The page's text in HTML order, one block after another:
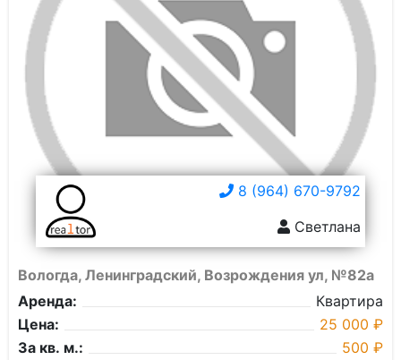
8 (964) 670-9792
Светлана
Вологда, Ленинградский, Возрождения ул, №82а
Аренда:
Квартира
Цена:
25 000 ₽
За кв. м.:
500 ₽